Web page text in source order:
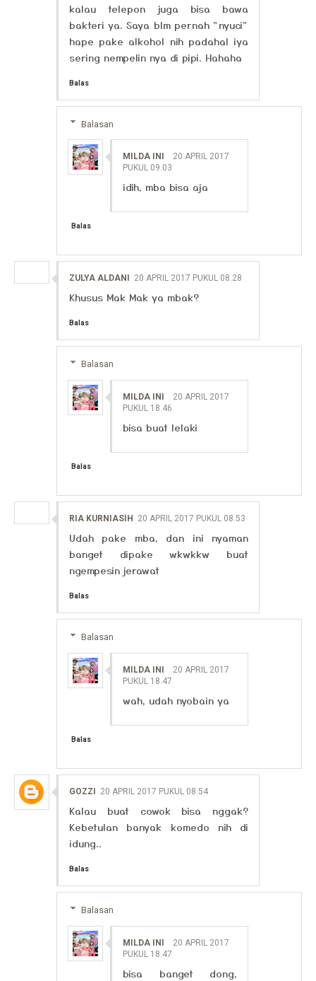
kalau telepon juga bisa bawa
bakteri ya. Saya blm pernah "nyuci"
hape pake alkohol nih padahal iya
sering nempelin nya di pipi. Hahaha
Balas
Balasan
MILDA INI
20 APRIL 2017
PUKUL 09.03
idih, mba bisa aja
Balas
ZULYA ALDANI 20 APRIL 2017 PUKUL 08.28
Khusus Mak Mak ya mbak?
Balas
Balasan
MILDA INI
20 APRIL 2017
PUKUL 18.46
bisa buat lelaki
Balas
RIA KURNIASIH 20 APRIL 2017 PUKUL 08.53
Udah pake mba, dan ini nyaman
banget dipake wkwkkw buat
ngempesin jerawat
Balas
Balasan
MILDA INI
20 APRIL 2017
PUKUL 18.47
wah, udah nyobain ya
Balas
GOZZI 20 APRIL 2017 PUKUL 08.54
Kalau buat cowok bisa nggak?
Kebetulan banyak komedo nih di
idung..
Balas
Balasan
MILDA INI
20 APRIL 2017
PUKUL 18.47
bisa banget dong,